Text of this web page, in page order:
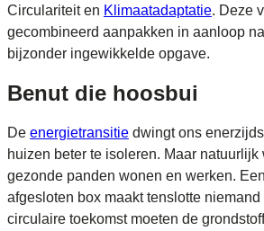
Circulariteit en Klimaatadaptatie. Deze
gecombineerd aanpakken in aanloop
bijzonder ingewikkelde opgave.
Benut die hoosbui
De energietransitie dwingt ons
huizen beter te isoleren. Maar
gezonde panden wonen en werken.
afgesloten box maakt tenslotte
circulaire toekomst moeten de